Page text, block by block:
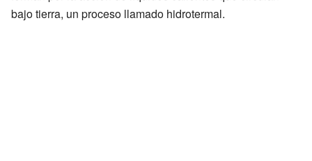
bajo tierra, un proceso llamado hidrotermal.